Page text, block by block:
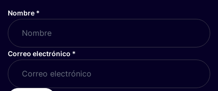
Nombre *
Correo electrónico *